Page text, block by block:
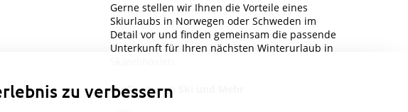
Gerne stellen wir Ihnen die Vorteile eines
Skiurlaubs in Norwegen oder Schweden im
Detail vor und finden gemeinsam die passende
Unterkunft für Ihren nächsten Winterurlaub in
Ihr Team von Ski und Mehr
zu verbessern